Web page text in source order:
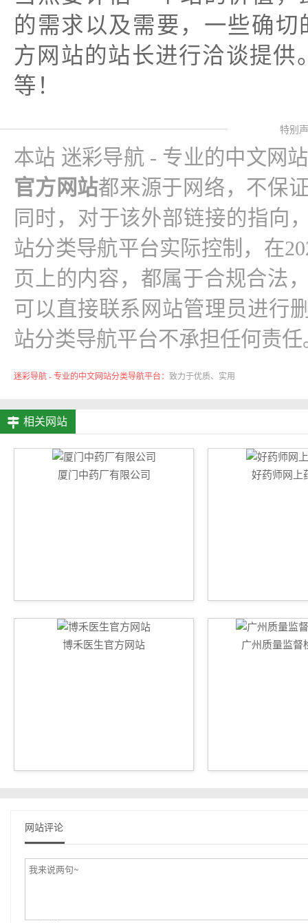
的需求以及需要，一些确
方网站的站长进行洽谈提供
等！
特别
本站 迷彩导航 - 专业的中文网
官方网站都来源于网络，不保
同时，对于该外部链接的指向
站分类导航平台实际控制，在
页上的内容，都属于合规合法
可以直接联系网站管理员进行
站分类导航平台不承担任何责任
迷彩导航 - 专业的中文网站分类导航平台： 致力于优质、实用
相关网站
厦门中药厂有限公司 好药师网上
博禾医生官方网站 广州质量监督
网站评论